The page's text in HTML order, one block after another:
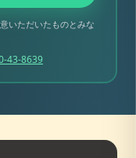
いただいたものとみな
43-8639